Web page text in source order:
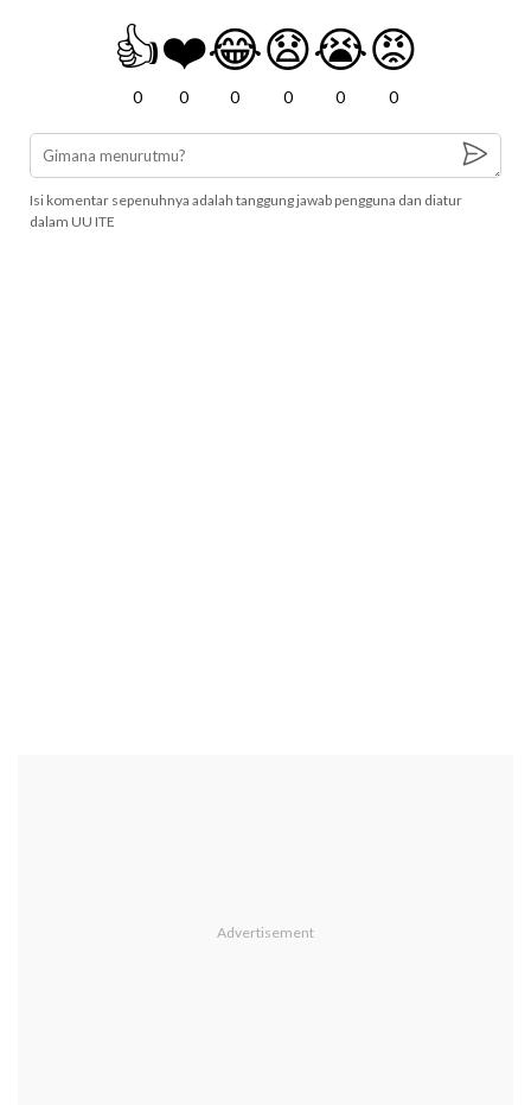
👍
0
❤️
0
😂
0
😧
0
😭
0
😡
0
Isi komentar sepenuhnya adalah tanggung jawab pengguna dan diatur
dalam UU ITE